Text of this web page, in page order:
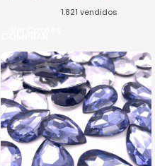
1.821 vendidos